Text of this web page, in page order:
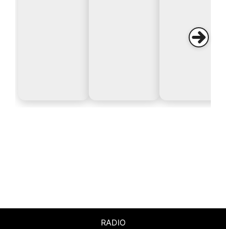
RADIO